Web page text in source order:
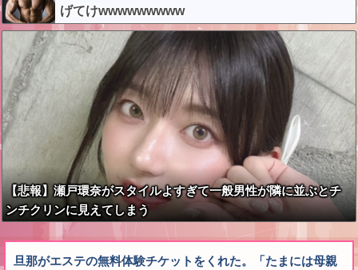
げてけwwwwwwwww
【悲報】瀬戸環奈がスタイルよすぎて一般男性が隣に並ぶとチ
ンチクリンに見えてしまう
旦那がエステの無料体験チケットをくれた。「たまには母親